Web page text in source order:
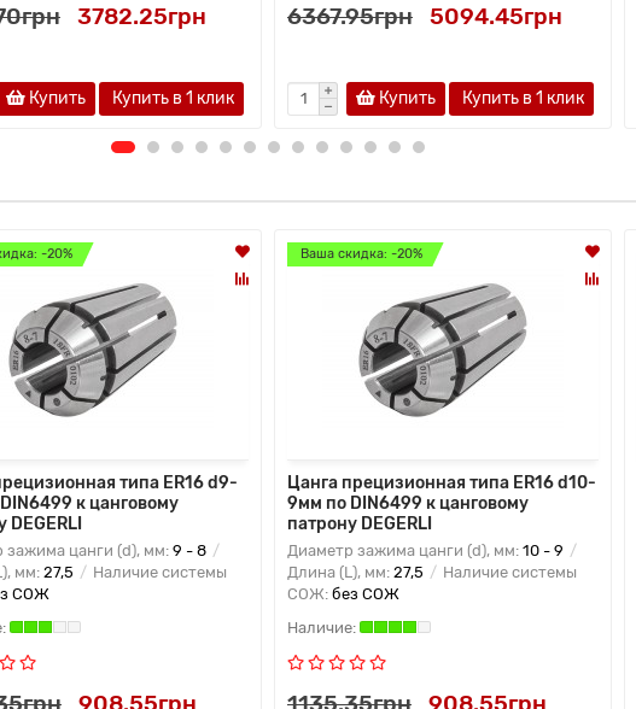
3782.25грн
Купить Купить в 1 клик
6367.95грн 5094.45грн
Купить Купить в 1 клик
-20%
типа ER16 d9-
к цанговому
DEGERLI
зажима цанги (d), мм: 9 - 8
мм: 27,5
Наличие системы
СОЖ
908.55грн
Ваша скидка: -20%
Цанга прецизионная типа ER16 d10-
9мм по DIN6499 к цанговому
патрону DEGERLI
Диаметр зажима цанги (d), мм: 10 - 9
Длина (L), мм: 27,5
Наличие системы
СОЖ: без СОЖ
1135.35грн 908.55грн